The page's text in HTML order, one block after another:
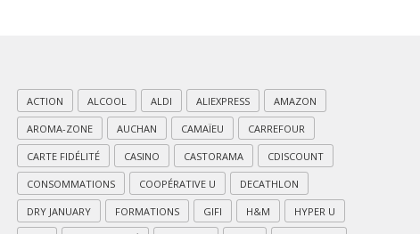
ACTION ALCOOL ALDI ALIEXPRESS AMAZON
AROMA-ZONE AUCHAN CAMAÏEU CARREFOUR
CARTE FIDÉLITÉ CASINO CASTORAMA CDISCOUNT
CONSOMMATIONS COOPÉRATIVE U DECATHLON
DRY JANUARY FORMATIONS GIFI H&M HYPER U